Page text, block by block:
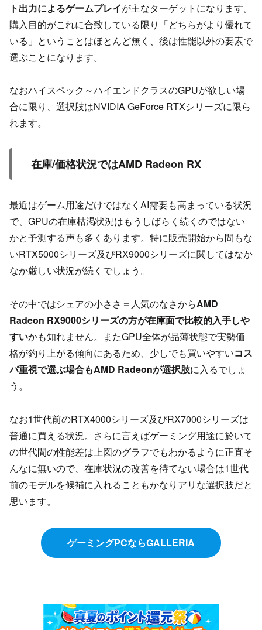
ト出力によるゲームプレイが主なターゲットになります。
購入目的がこれに合致している限り「どちらがより優れて
いる」ということはほとんど無く、後は性能以外の要素で
選ぶことになります。
なおハイスペック～ハイエンドクラスのGPUが欲しい場
合に限り、選択肢はNVIDIA GeForce RTXシリーズに限ら
れます。
在庫/価格状況ではAMD Radeon RX
最近はゲーム用途だけではなくAI需要も高まっている状況
で、GPUの在庫枯渇状況はもうしばらく続くのではない
かと予測する声も多くあります。特に販売開始から間もな
いRTX5000シリーズ及びRX9000シリーズに関してはなか
なか厳しい状況が続くでしょう。
その中ではシェアの小ささ＝人気のなさからAMD
Radeon RX9000シリーズの方が在庫面で比較的入手しや
すいかも知れません。またGPU全体が品薄状態で実勢価
格が釣り上がる傾向にあるため、少しでも買いやすいコス
パ重視で選ぶ場合もAMD Radeonが選択肢に入るでしょ
う。
なお1世代前のRTX4000シリーズ及びRX7000シリーズは
普通に買える状況。さらに言えばゲーミング用途に於いて
の世代間の性能差は上図のグラフでもわかるように正直そ
んなに無いので、在庫状況の改善を待てない場合は1世代
前のモデルを候補に入れることもかなりアリな選択肢だと
思います。
ゲーミングPCならGALLERIA